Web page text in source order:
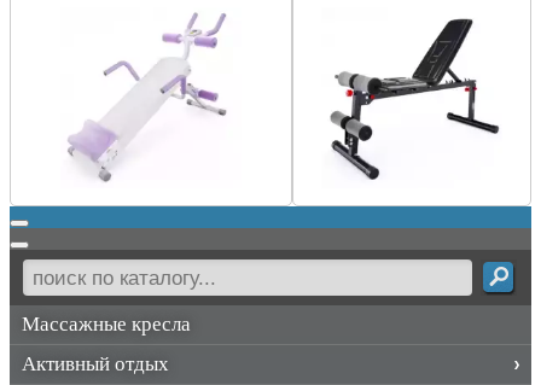
Массажные кресла
Активный отдых